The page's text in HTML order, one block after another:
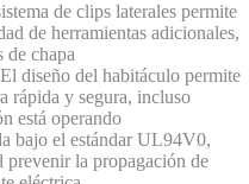
de clips laterales permite
de herramientas adicionales,
de chapa
diseño del habitáculo permite
rápida y segura, incluso
está operando
bajo el estándar UL94V0,
la propagación de